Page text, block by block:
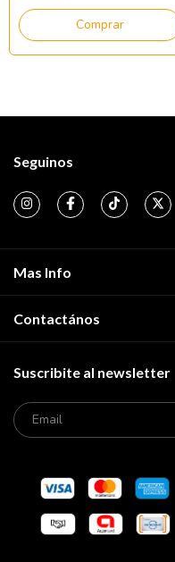
Comprar
Seguinos
Mas Info
Contactános
Suscribite al newsletter